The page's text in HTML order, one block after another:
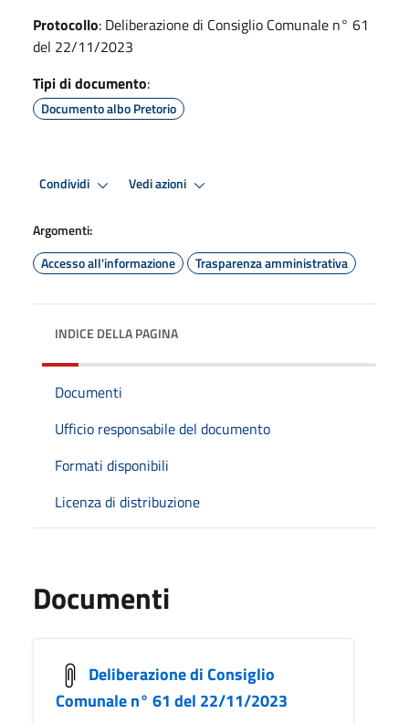
Protocollo: Deliberazione di Consiglio Comunale n° 61
del 22/11/2023
Tipi di documento:
Documento albo Pretorio
Condividi Vedi azioni
Argomenti:
Accesso all'informazione
Trasparenza amministrativa
INDICE DELLA PAGINA
Documenti
Ufficio responsabile del documento
Formati disponibili
Licenza di distribuzione
Documenti
Deliberazione di Consiglio
Comunale n° 61 del 22/11/2023